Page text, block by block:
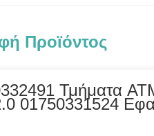
Προϊόντος
Τμήματα
01750331524